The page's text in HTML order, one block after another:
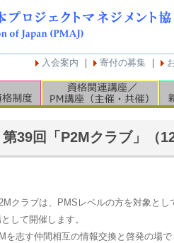
入会案内 ｜ 寄付の募集 ｜
第39回「P2Mクラブ」（
クラブは、PMSレベルの方を対象と
して開催します。
を志す仲間相互の情報交換と啓発の場